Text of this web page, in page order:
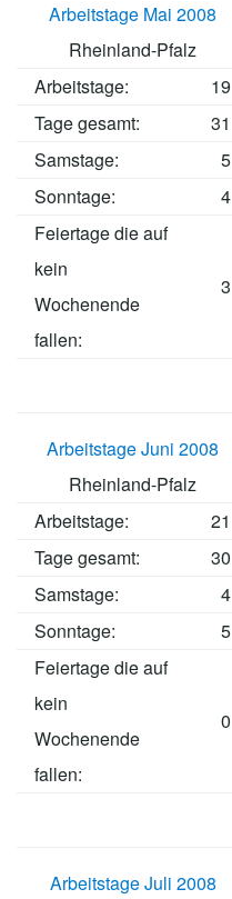
Arbeitstage Mai 2008
Rheinland-Pfalz
Arbeitstage:
19
Tage gesamt:
31
Samstage:
5
Sonntage:
4
Feiertage die auf
kein
Wochenende
fallen:
3
Arbeitstage Juni 2008
Rheinland-Pfalz
Arbeitstage:
21
Tage gesamt:
30
Samstage:
4
Sonntage:
5
Feiertage die auf
kein
Wochenende
fallen:
0
Arbeitstage Juli 2008